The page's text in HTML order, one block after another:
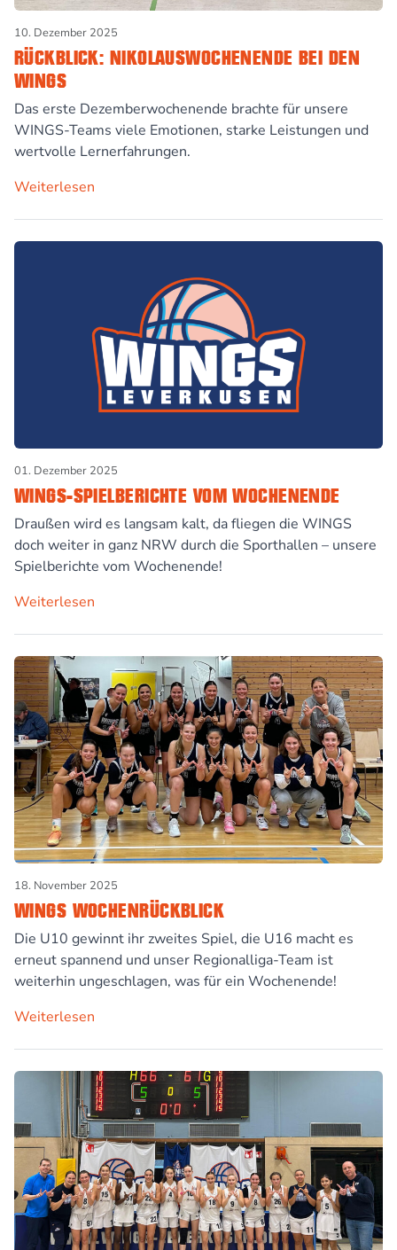
10. Dezember 2025
RÜCKBLICK: NIKOLAUSWOCHENENDE BEI DEN
WINGS
Das erste Dezemberwochenende brachte für unsere
WINGS-Teams viele Emotionen, starke Leistungen und
wertvolle Lernerfahrungen.
Weiterlesen
01. Dezember 2025
WINGS-SPIELBERICHTE VOM WOCHENENDE
Draußen wird es langsam kalt, da fliegen die WINGS
doch weiter in ganz NRW durch die Sporthallen – unsere
Spielberichte vom Wochenende!
Weiterlesen
18. November 2025
WINGS WOCHENRÜCKBLICK
Die U10 gewinnt ihr zweites Spiel, die U16 macht es
erneut spannend und unser Regionalliga-Team ist
weiterhin ungeschlagen, was für ein Wochenende!
Weiterlesen